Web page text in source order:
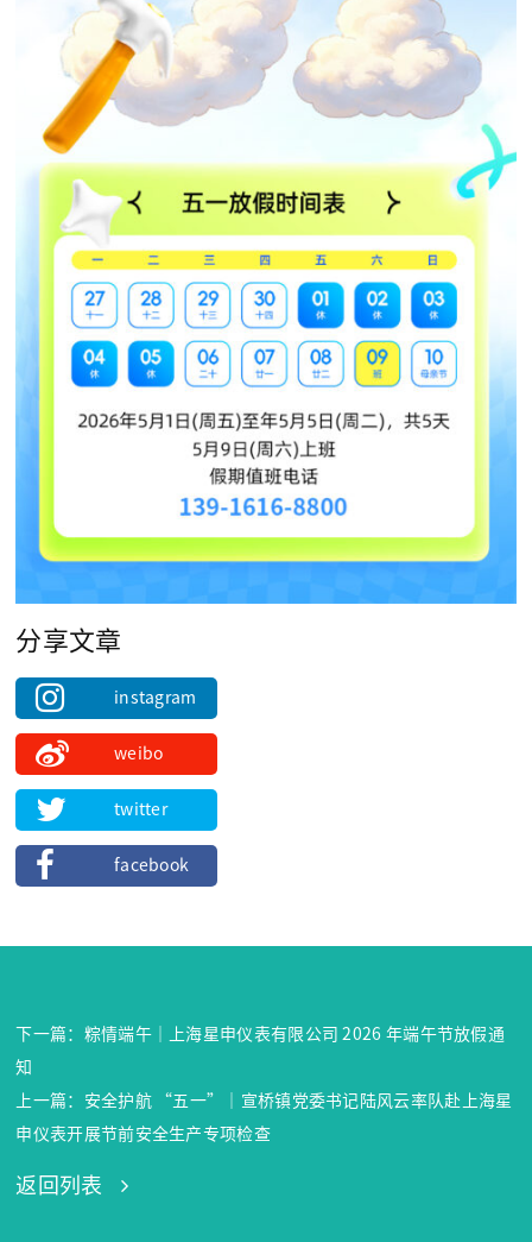
分享文章
instagram
weibo
twitter
facebook
下一篇：粽情端午｜上海星申仪表有限公司 2026 年端午节放假通
知
上一篇：安全护航 “五一”｜宣桥镇党委书记陆风云率队赴上海星
申仪表开展节前安全生产专项检查
返回列表